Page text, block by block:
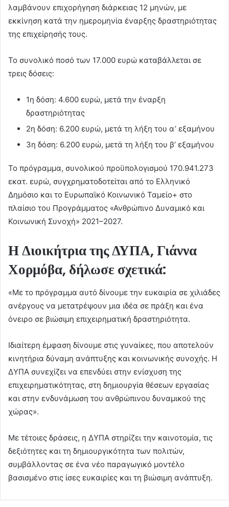
λαμβάνουν επιχορήγηση διάρκειας 12 μηνών, με
εκκίνηση κατά την ημερομηνία έναρξης δραστηριότητας
της επιχείρησής τους.
Το συνολικό ποσό των 17.000 ευρώ καταβάλλεται σε
τρεις δόσεις:
1η δόση: 4.600 ευρώ, μετά την έναρξη
δραστηριότητας
2η δόση: 6.200 ευρώ, μετά τη λήξη του α’ εξαμήνου
3η δόση: 6.200 ευρώ, μετά τη λήξη του β’ εξαμήνου
Το πρόγραμμα, συνολικού προϋπολογισμού 170.941.273
εκατ. ευρώ, συγχρηματοδοτείται από το Ελληνικό
Δημόσιο και το Ευρωπαϊκό Κοινωνικό Ταμείο+ στο
πλαίσιο του Προγράμματος «Ανθρώπινο Δυναμικό και
Κοινωνική Συνοχή» 2021–2027.
Η Διοικήτρια της ΔΥΠΑ, Γιάννα
Χορμόβα, δήλωσε σχετικά:
«Με το πρόγραμμα αυτό δίνουμε την ευκαιρία σε χιλιάδες
ανέργους να μετατρέψουν μια ιδέα σε πράξη και ένα
όνειρο σε βιώσιμη επιχειρηματική δραστηριότητα.
Ιδιαίτερη έμφαση δίνουμε στις γυναίκες, που αποτελούν
κινητήρια δύναμη ανάπτυξης και κοινωνικής συνοχής. Η
ΔΥΠΑ συνεχίζει να επενδύει στην ενίσχυση της
επιχειρηματικότητας, στη δημιουργία θέσεων εργασίας
και στην ενδυνάμωση του ανθρώπινου δυναμικού της
χώρας».
Με τέτοιες δράσεις, η ΔΥΠΑ στηρίζει την καινοτομία, τις
δεξιότητες και τη δημιουργικότητα των πολιτών,
συμβάλλοντας σε ένα νέο παραγωγικό μοντέλο
βασισμένο στις ίσες ευκαιρίες και τη βιώσιμη ανάπτυξη.